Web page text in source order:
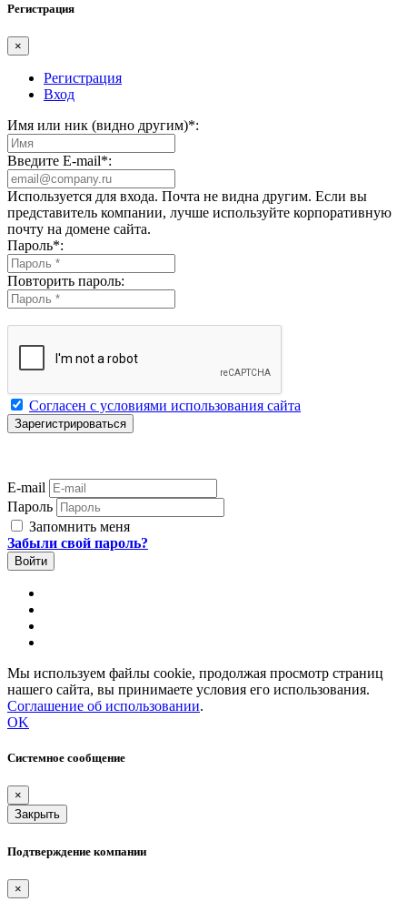
Регистрация
×
Регистрация
Вход
Имя или ник (видно другим)*:
Введите E-mail*:
Используется для входа. Почта не видна другим. Если вы
представитель компании, лучше используйте корпоративную
почту на домене сайта.
Пароль*:
Повторить пароль:
Согласен с условиями использования сайта
E-mail
Пароль
Запомнить меня
Забыли свой пароль?
Мы используем файлы cookie, продолжая просмотр страниц
нашего сайта, вы принимаете условия его использования.
Соглашение об использовании.
OK
Системное сообщение
×
Закрыть
Подтверждение компании
×